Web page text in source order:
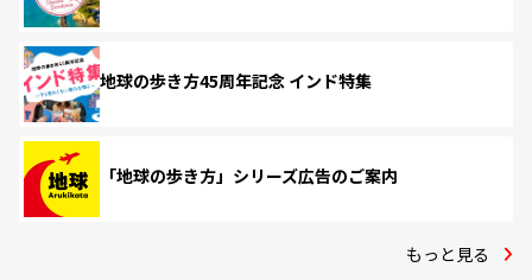
地球の歩き方45周年記念 インド特集
「地球の歩き方」シリーズ広告のご案内
もっと見る